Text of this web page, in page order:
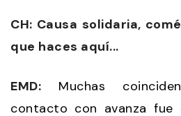
CH: Causa solidaria,
que haces aquí...
EMD: Muchas
contacto con avanza